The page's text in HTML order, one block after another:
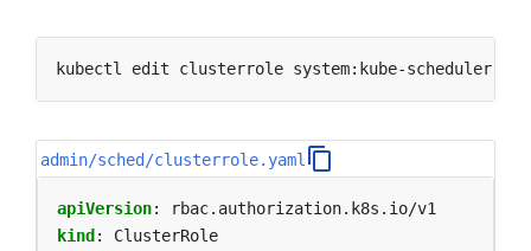
admin/sched/clusterrole.yaml
apiVersion:
rbac.authorization.k8s.io/v1
kind :
ClusterRole